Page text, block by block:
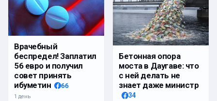
Врачебный
беспредел! Заплатил
56 евро и получил
совет принять
ибуметин
66
1 день
Бетонная опора
моста в Даугаве: что
с ней делать не
знает даже министр
34